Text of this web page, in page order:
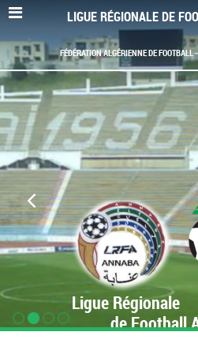
LIGUE RÉGIONALE DE
Ligue Régionale
de Football